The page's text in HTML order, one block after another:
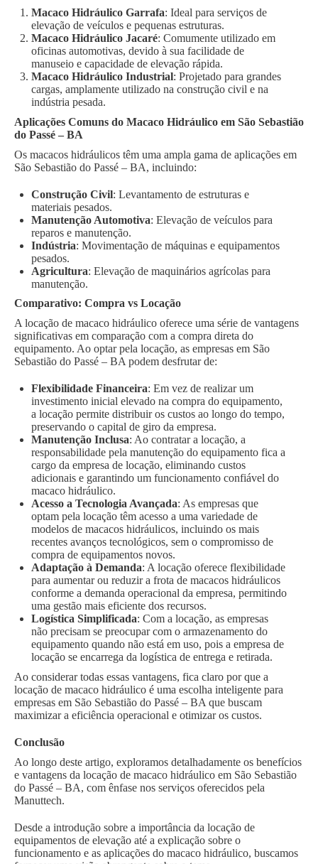
Macaco Hidráulico Garrafa: Ideal para serviços de
elevação de veículos e pequenas estruturas.
Macaco Hidráulico Jacaré: Comumente utilizado em
oficinas automotivas, devido à sua facilidade de
manuseio e capacidade de elevação rápida.
Macaco Hidráulico Industrial: Projetado para grandes
cargas, amplamente utilizado na construção civil e na
indústria pesada.
Aplicações Comuns do Macaco Hidráulico em São Sebastião
do Passé – BA
Os macacos hidráulicos têm uma ampla gama de aplicações em
São Sebastião do Passé – BA, incluindo:
Construção Civil: Levantamento de estruturas e
materiais pesados.
Manutenção Automotiva: Elevação de veículos para
reparos e manutenção.
Indústria: Movimentação de máquinas e equipamentos
pesados.
Agricultura: Elevação de maquinários agrícolas para
manutenção.
Comparativo: Compra vs Locação
A locação de macaco hidráulico oferece uma série de vantagens
significativas em comparação com a compra direta do
equipamento. Ao optar pela locação, as empresas em São
Sebastião do Passé – BA podem desfrutar de:
Flexibilidade Financeira: Em vez de realizar um
investimento inicial elevado na compra do equipamento,
a locação permite distribuir os custos ao longo do tempo,
preservando o capital de giro da empresa.
Manutenção Inclusa: Ao contratar a locação, a
responsabilidade pela manutenção do equipamento fica a
cargo da empresa de locação, eliminando custos
adicionais e garantindo um funcionamento confiável do
macaco hidráulico.
Acesso a Tecnologia Avançada: As empresas que
optam pela locação têm acesso a uma variedade de
modelos de macacos hidráulicos, incluindo os mais
recentes avanços tecnológicos, sem o compromisso de
compra de equipamentos novos.
Adaptação à Demanda: A locação oferece flexibilidade
para aumentar ou reduzir a frota de macacos hidráulicos
conforme a demanda operacional da empresa, permitindo
uma gestão mais eficiente dos recursos.
Logística Simplificada: Com a locação, as empresas
não precisam se preocupar com o armazenamento do
equipamento quando não está em uso, pois a empresa de
locação se encarrega da logística de entrega e retirada.
Ao considerar todas essas vantagens, fica claro por que a
locação de macaco hidráulico é uma escolha inteligente para
empresas em São Sebastião do Passé – BA que buscam
maximizar a eficiência operacional e otimizar os custos.
Conclusão
Ao longo deste artigo, exploramos detalhadamente os benefícios
e vantagens da locação de macaco hidráulico em São Sebastião
do Passé – BA, com ênfase nos serviços oferecidos pela
Manuttech.
Desde a introdução sobre a importância da locação de
equipamentos de elevação até a explicação sobre o
funcionamento e as aplicações do macaco hidráulico, buscamos